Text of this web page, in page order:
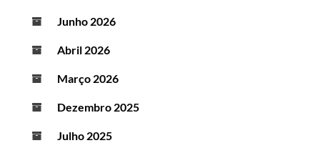
Junho 2026
Abril 2026
Março 2026
Dezembro 2025
Julho 2025